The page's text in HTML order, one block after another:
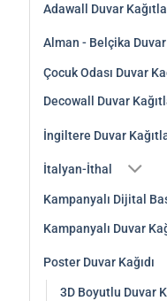
Adawall Duvar
Alman - Belçika Duvar
Çocuk Odası Duvar
Decowall Duvar
İngiltere Duvar
İtalyan-İthal
Kampanyalı Dijital
Kampanyalı Duvar
Poster Duvar Kağıdı
3D Boyutlu Duvar